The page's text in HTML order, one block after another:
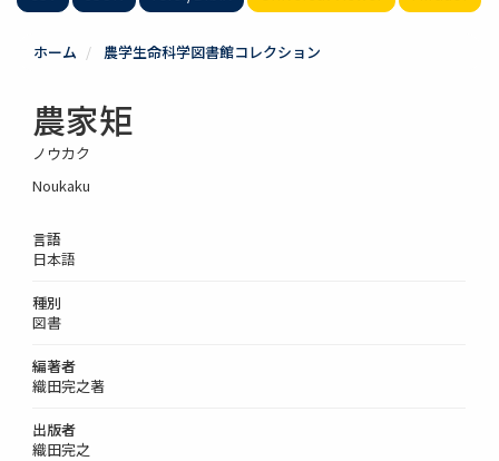
ホーム 農学生命科学図書館コレクション
農家矩
ノウカク
Noukaku
言語
日本語
種別
図書
編著者
織田完之著
出版者
織田完之